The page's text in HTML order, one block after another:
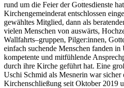
rund um die Feier der Gottesdienste
Kirchengemeinderat entschlossen
gewähltes Mitglied, dann als
vielen Menschen von auswärts,
Wallfahrts–gruppen, Pilger:innen,
einfach suchende Menschen fanden
kompetente und mitfühlende Ansprech
durch ihre Kirche geführthat. Eine
Uschi Schmid als Mesnerin war sicher
Kirchenschließung seitOktober2019